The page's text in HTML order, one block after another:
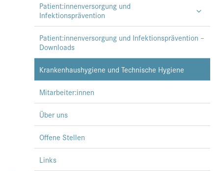
Patient:innenversorgung und
Infektionsprävention
Patient:innenversorgung und Infektionsprävention –
Downloads
Krankenhaushygiene und Technische Hygiene
Mitarbeiter:innen
Über uns
Offene Stellen
Links